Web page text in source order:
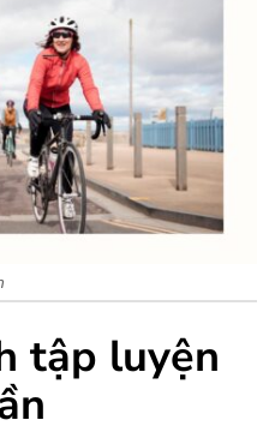
tập luyện